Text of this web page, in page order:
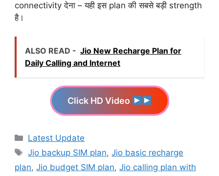
connectivity देना – यही इस plan की सबसे बड़ी strength
है।
ALSO READ - Jio New Recharge Plan for
Daily Calling and Internet
Click HD Video
Categories
Latest Update
Tags
Jio backup SIM plan,Jio basic recharge
plan, Jio budget SIM plan, Jio calling plan with